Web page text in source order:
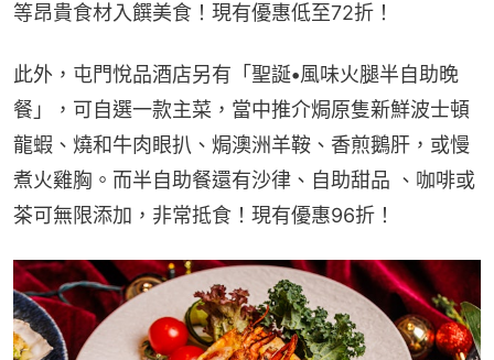
等昂貴食材入饌美食！現有優惠低至72折！
此外，屯門悅品酒店另有「聖誕•風味火腿半自助晚
餐」，可自選一款主菜，當中推介焗原隻新鮮波士頓
龍蝦、燒和牛肉眼扒、焗澳洲羊鞍、香煎鵝肝，或慢
煮火雞胸。而半自助餐還有沙律、自助甜品 、咖啡或
茶可無限添加，非常抵食！現有優惠96折！